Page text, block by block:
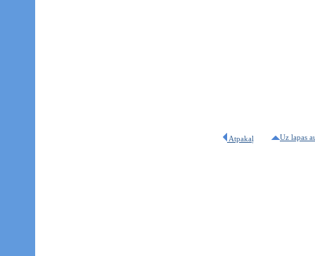
Atpakaļ Uz lapas